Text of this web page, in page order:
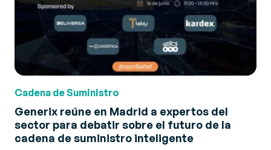
Cadena de Suministro
Generix reúne en Madrid a expertos del
sector para debatir sobre el futuro de la
cadena de suministro inteligente